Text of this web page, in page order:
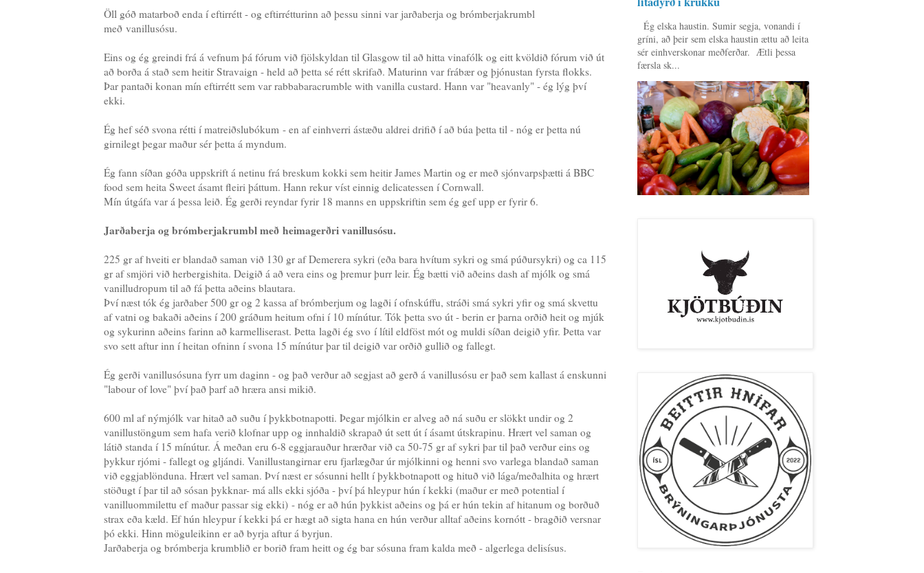
Öll góð matarboð enda í eftirrétt - og eftirrétturinn að þessu sinni var jarðaberja og brómberjakrumbl
með vanillusósu.
Eins og ég greindi frá á vefnum þá fórum við fjölskyldan til Glasgow til að hitta vinafólk og eitt kvöldið fórum við út
að borða á stað sem heitir Stravaign - held að þetta sé rétt skrifað. Maturinn var frábær og þjónustan fyrsta flokks.
Þar pantaði konan mín eftirrétt sem var rabbabaracrumble with vanilla custard. Hann var "heavanly" - ég lýg því
ekki.
Ég hef séð svona rétti í matreiðslubókum - en af einhverri ástæðu aldrei drifið í að búa þetta til - nóg er þetta nú
girnilegt þegar maður sér þetta á myndum.
Ég fann síðan góða uppskrift á netinu frá breskum kokki sem heitir James Martin og er með sjónvarpsþætti á BBC
food sem heita Sweet ásamt fleiri þáttum. Hann rekur víst einnig delicatessen í Cornwall.
Mín útgáfa var á þessa leið. Ég gerði reyndar fyrir 18 manns en uppskriftin sem ég gef upp er fyrir 6.
Jarðaberja og brómberjakrumbl með heimagerðri vanillusósu.
225 gr af hveiti er blandað saman við 130 gr af Demerera sykri (eða bara hvítum sykri og smá púðursykri) og ca 115
gr af smjöri við herbergishita. Deigið á að vera eins og þremur þurr leir. Ég bætti við aðeins dash af mjólk og smá
vanilludropum til að fá þetta aðeins blautara.
Því næst tók ég jarðaber 500 gr og 2 kassa af brómberjum og lagði í ofnskúffu, stráði smá sykri yfir og smá skvettu
af vatni og bakaði aðeins í 200 gráðum heitum ofni í 10 mínútur. Tók þetta svo út - berin er þarna orðið heit og mjúk
og sykurinn aðeins farinn að karmelliserast. Þetta lagði ég svo í lítil eldföst mót og muldi síðan deigið yfir. Þetta var
svo sett aftur inn í heitan ofninn í svona 15 mínútur þar til deigið var orðið gullið og fallegt.
Ég gerði vanillusósuna fyrr um daginn - og það verður að segjast að gerð á vanillusósu er það sem kallast á enskunni
"labour of love" því það þarf að hræra ansi mikið.
600 ml af nýmjólk var hitað að suðu í þykkbotnapotti. Þegar mjólkin er alveg að ná suðu er slökkt undir og 2
vanillustöngum sem hafa verið klofnar upp og innhaldið skrapað út sett út í ásamt útskrapinu. Hrært vel saman og
látið standa í 15 mínútur. Á meðan eru 6-8 eggjarauður hrærðar við ca 50-75 gr af sykri þar til það verður eins og
þykkur rjómi - fallegt og gljándi. Vanillustangirnar eru fjarlægðar úr mjólkinni og henni svo varlega blandað saman
við eggjablönduna. Hrært vel saman. Því næst er sósunni hellt í þykkbotnapott og hituð við lága/meðalhita og hrært
stöðugt í þar til að sósan þykknar- má alls ekki sjóða - því þá hleypur hún í kekki (maður er með potential í
vanilluommilettu ef maður passar sig ekki) - nóg er að hún þykkist aðeins og þá er hún tekin af hitanum og borðuð
strax eða kæld. Ef hún hleypur í kekki þá er hægt að sigta hana en hún verður alltaf aðeins kornótt - bragðið versnar
þó ekki. Hinn möguleikinn er að byrja aftur á byrjun.
Jarðaberja og brómberja krumblið er borið fram heitt og ég bar sósuna fram kalda með - algerlega delisísus.
Ég elska haustin. Sumir segja, vonandi í
gríni, að þeir sem elska haustin ættu að leita
sér einhverskonar meðferðar. Ætli þessa
færsla sk...